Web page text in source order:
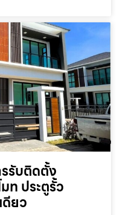
รับติดตั้ง
ท ประตูรั้ว
ยว